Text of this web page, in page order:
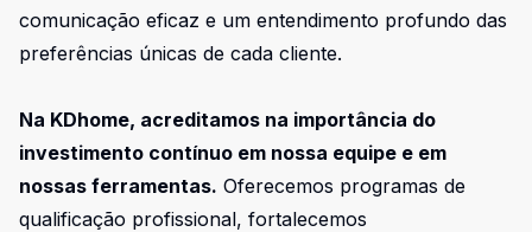
comunicação eficaz e um entendimento profundo das
preferências únicas de cada cliente.
Na KDhome, acreditamos na importância do
investimento contínuo em nossa equipe e em
nossas ferramentas. Oferecemos programas de
qualificação profissional, fortalecemos